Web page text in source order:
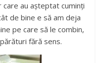
au așteptat cuminți
de bine e să am deja
pe care să le combin,
fără sens.